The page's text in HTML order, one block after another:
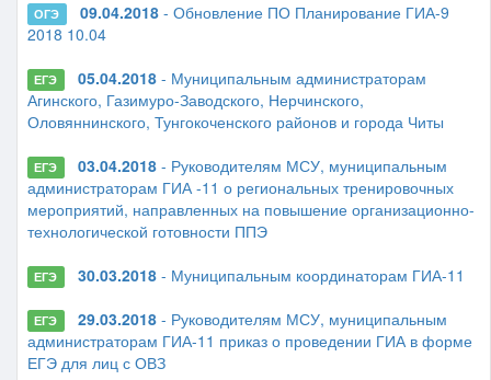
ОГЭ 09.04.2018- Обновление ПО Планирование ГИА-9
2018 10.04
ЕГЭ 05.04.2018- Муниципальным администраторам
Агинского, Газимуро-Заводского, Нерчинского,
Оловяннинского, Тунгокоченского районов и города Читы
ЕГЭ 03.04.2018- Руководителям МСУ, муниципальным
администраторам ГИА -11 о региональных тренировочных
мероприятий, направленных на повышение организационно-
технологической готовности ППЭ
ЕГЭ 30.03.2018- Муниципальным координаторам ГИА-11
ЕГЭ 29.03.2018- Руководителям МСУ, муниципальным
администраторам ГИА-11 приказ о проведении ГИА в форме
ЕГЭ для лиц с ОВЗ